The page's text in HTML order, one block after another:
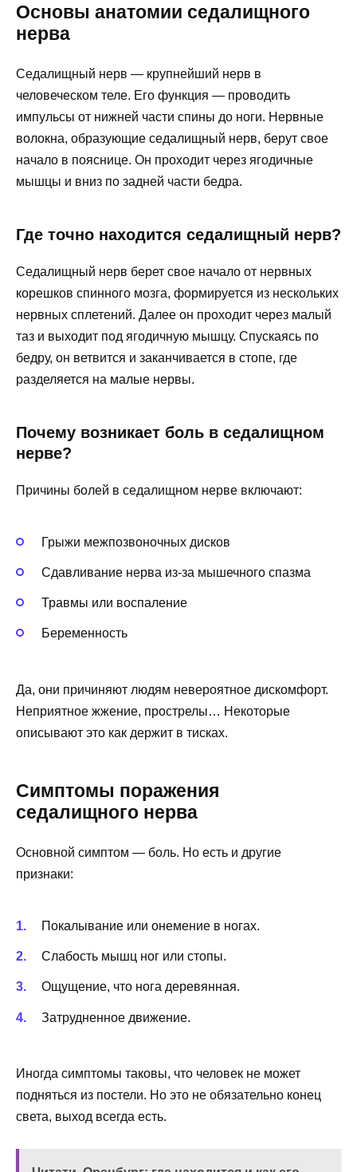
Основы анатомии седалищного
нерва
Седалищный нерв — крупнейший нерв в
человеческом теле. Его функция — проводить
импульсы от нижней части спины до ноги. Нервные
волокна, образующие седалищный нерв, берут свое
начало в пояснице. Он проходит через ягодичные
мышцы и вниз по задней части бедра.
Где точно находится седалищный нерв?
Седалищный нерв берет свое начало от нервных
корешков спинного мозга, формируется из нескольких
нервных сплетений. Далее он проходит через малый
таз и выходит под ягодичную мышцу. Спускаясь по
бедру, он ветвится и заканчивается в стопе, где
разделяется на малые нервы.
Почему возникает боль в седалищном
нерве?
Причины болей в седалищном нерве включают:
Грыжи межпозвоночных дисков
Сдавливание нерва из-за мышечного спазма
Травмы или воспаление
Беременность
Да, они причиняют людям невероятное дискомфорт.
Неприятное жжение, прострелы… Некоторые
описывают это как держит в тисках.
Симптомы поражения
седалищного нерва
Основной симптом — боль. Но есть и другие
признаки:
Покалывание или онемение в ногах.
Слабость мышц ног или стопы.
Ощущение, что нога деревянная.
Затрудненное движение.
Иногда симптомы таковы, что человек не может
подняться из постели. Но это не обязательно конец
света, выход всегда есть.